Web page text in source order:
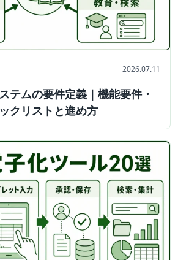
2026.07.11
テムの要件定義｜機能要件・
クリストと進め方